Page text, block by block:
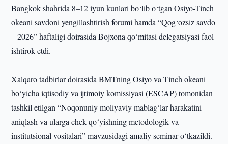
Bangkok shahrida 8–12 iyun kunlari bo‘lib o‘tgan Osiyo-Tinch
okeani savdoni yengillashtirish forumi hamda “Qog‘ozsiz savdo
– 2026” haftaligi doirasida Bojxona qo‘mitasi delegatsiyasi faol
ishtirok etdi.
Xalqaro tadbirlar doirasida BMTning Osiyo va Tinch okeani
bo‘yicha iqtisodiy va ijtimoiy komissiyasi (ESCAP) tomonidan
tashkil etilgan “Noqonuniy moliyaviy mablag‘lar harakatini
aniqlash va ularga chek qo‘yishning metodologik va
institutsional vositalari” mavzusidagi amaliy seminar o‘tkazildi.